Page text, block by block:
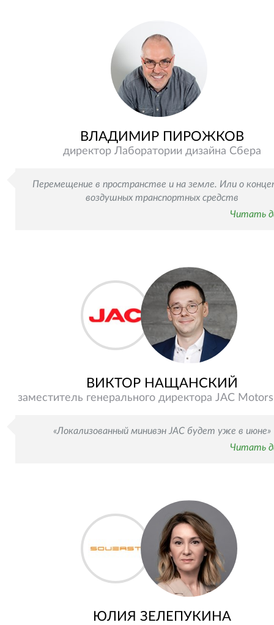
ВЛАДИМИР ПИРОЖКОВ
директор Лаборатории дизайна Сбера
Перемещение в пространстве и на земле. Или о
воздушных транспортных средств
Читать
ВИКТОР НАЩАНСКИЙ
заместитель генерального директора JAC Motors
«Локализованный минивэн JAC будет уже в июне»
Читать
ЮЛИЯ ЗЕЛЕПУКИНА